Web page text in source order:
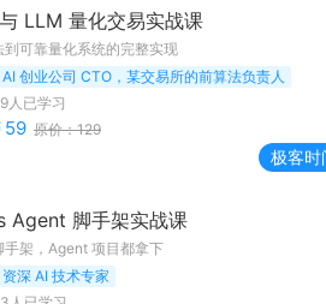
LLM 量化交易实战课
到可靠量化系统的完整实现
AI 创业公司 CTO，某交易所的前算法负责人
人已学习
59 原价：129
极客时
Agent 脚手架实战课
手架，Agent 项目都拿下
资深 AI 技术专家